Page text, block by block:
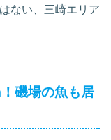
ない、三崎エリア
磯場の魚も居